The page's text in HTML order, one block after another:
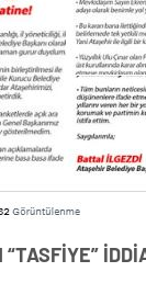
“TASFİYE”